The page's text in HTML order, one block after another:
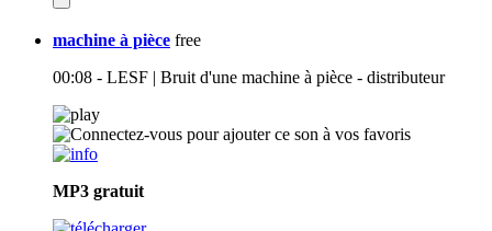
machine à pièce free
00:08 - LESF | Bruit d'une machine à pièce - distributeur
MP3 gratuit